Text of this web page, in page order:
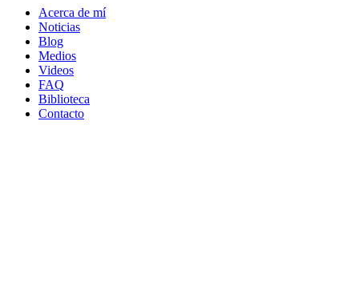
Acerca de mí
Noticias
Blog
Medios
Videos
FAQ
Biblioteca
Contacto